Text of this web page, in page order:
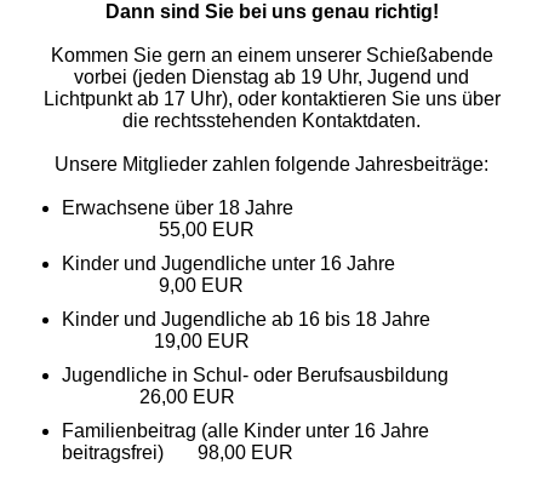
Dann sind Sie bei uns genau richtig!
Kommen Sie gern an einem unserer Schießabende
vorbei (jeden Dienstag ab 19 Uhr, Jugend und
Lichtpunkt ab 17 Uhr), oder kontaktieren Sie uns über
die rechtsstehenden Kontaktdaten.
Unsere Mitglieder zahlen folgende Jahresbeiträge:
Erwachsene über 18 Jahre
55,00 EUR
Kinder und Jugendliche unter 16 Jahre
9,00 EUR
Kinder und Jugendliche ab 16 bis 18 Jahre
19,00 EUR
Jugendliche in Schul- oder Berufsausbildung
26,00 EUR
Familienbeitrag (alle Kinder unter 16 Jahre
beitragsfrei) 98,00 EUR